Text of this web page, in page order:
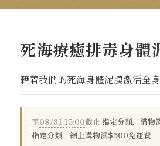
死海療癒排毒身體
藉着我們的死海身體泥膜激活全
至08/31 15:00截止 指定分類，購物
指定分類，網上購物滿$500免運費